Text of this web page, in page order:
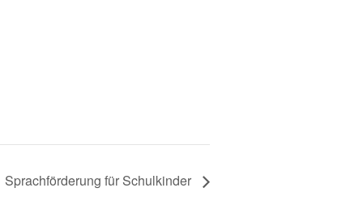
Sprachförderung für Schulkinder